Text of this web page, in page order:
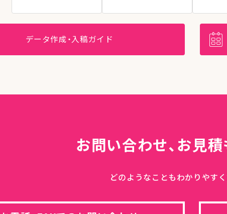
データ作成・入稿ガイド
お問い合わせ、お見積
どのようなこともわかりやすく